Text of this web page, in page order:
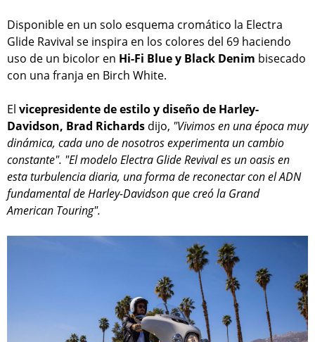
Disponible en un solo esquema cromático la Electra
Glide Ravival se inspira en los colores del 69 haciendo
uso de un bicolor en Hi-Fi Blue y Black Denim bisecado
con una franja en Birch White.
El vicepresidente de estilo y diseño de Harley-
Davidson, Brad Richards dijo, "Vivimos en una época muy
dinámica, cada uno de nosotros experimenta un cambio
constante". "El modelo Electra Glide Revival es un oasis en
esta turbulencia diaria, una forma de reconectar con el ADN
fundamental de Harley-Davidson que creó la Grand
American Touring".